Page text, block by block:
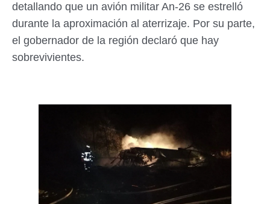
detallando que un avión militar An-26 se estrelló
durante la aproximación al aterrizaje. Por su parte,
el gobernador de la región declaró que hay
sobrevivientes.